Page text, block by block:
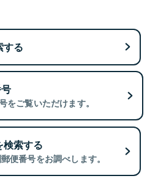
する
をご覧いただけます。
索する
便番号をお調べします。